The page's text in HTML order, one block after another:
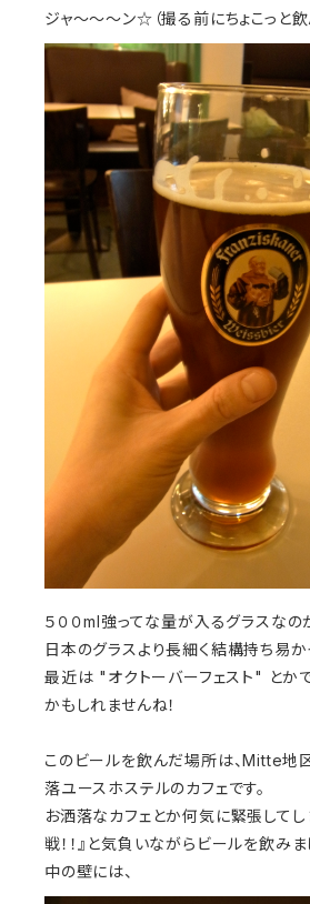
ジャ〜〜〜ン☆（撮る前にちょこっと飲
５００ml強ってな量が入るグラスなの
日本のグラスより長細く結構持ち易か
最近は "オクトーバーフェスト" とか
かもしれませんね！
このビールを飲んだ場所は、Mitte地
落ユースホステルのカフェです。
お洒落なカフェとか何気に緊張してし
戦！！』と気負いながらビールを飲みま
中の壁には、